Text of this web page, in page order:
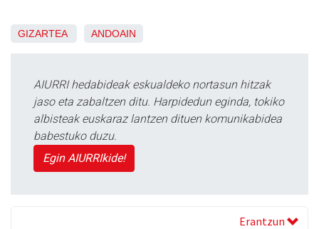
GIZARTEA ANDOAIN
AIURRI hedabideak eskualdeko nortasun hitzak
jaso eta zabaltzen ditu. Harpidedun eginda, tokiko
albisteak euskaraz lantzen dituen komunikabidea
babestuko duzu.
Egin AIURRIkide!
Erantzun